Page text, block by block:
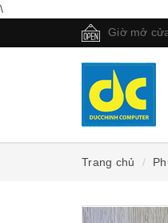
\
Giờ mở
Trang chủ